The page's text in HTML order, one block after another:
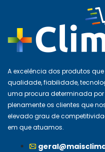
A excelência dos produtos
qualidade, fiabilidade,
uma procura determinada
plenamente os clientes que
elevado grau de
em que atuamos.